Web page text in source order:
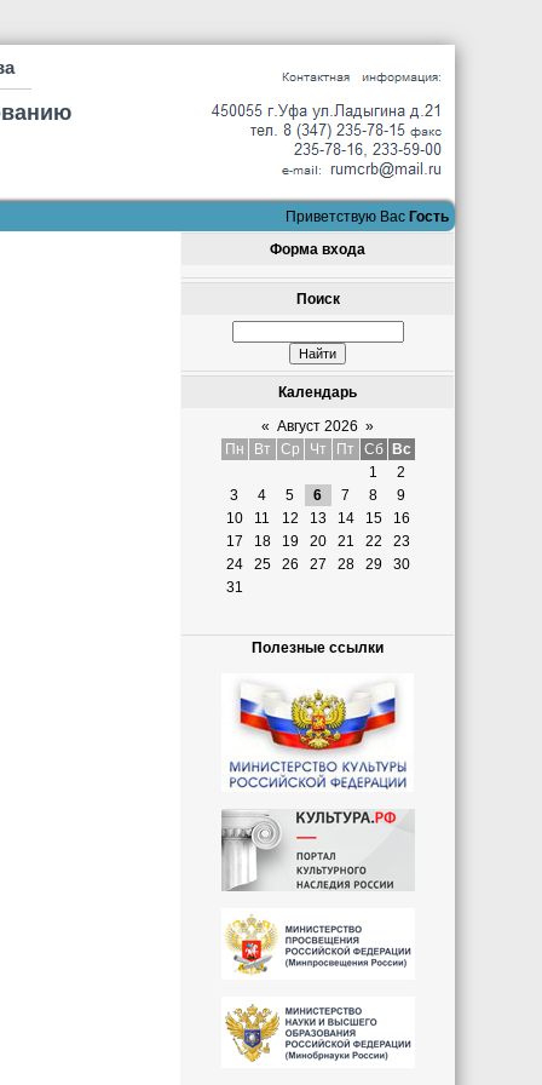
Приветствую Вас Гость
Форма входа
Поиск
Календарь
« Август 2026 »
Пн
Вт Ср Чт Пт Сб
Вс
1
2
3
4 5 6 7 8
9
10
11 12 13 14 15
16
17
18 19 20 21 22
23
24
25 26 27 28 29
30
31
Полезные ссылки